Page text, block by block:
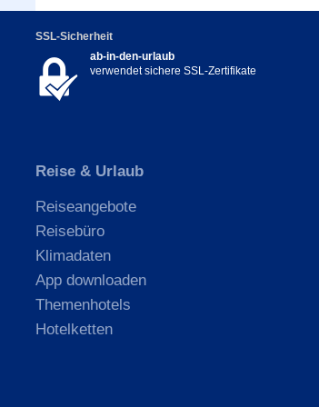
SSL-Sicherheit
ab-in-den-urlaub
verwendet sichere SSL-Zertifikate
Reise & Urlaub
Reiseangebote
Reisebüro
Klimadaten
App downloaden
Themenhotels
Hotelketten